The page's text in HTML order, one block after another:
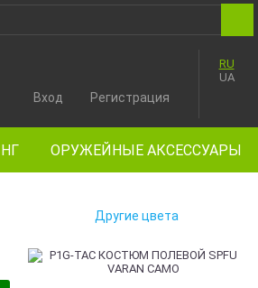
RU
UA
Вход Регистрация
ОРУЖЕЙНЫЕ АКСЕССУАРЫ
Другие цвета